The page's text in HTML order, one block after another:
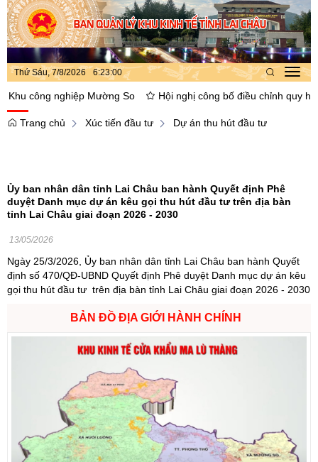
Thứ Sáu, 7/8/2026 6:23:00
công nghiệp Mường So Hội nghị công bố điều chỉnh quy hoạch
Trang chủ Xúc tiến đầu tư Dự án thu hút đầu tư
Ủy ban nhân dân tỉnh Lai Châu ban hành Quyết định Phê
duyệt Danh mục dự án kêu gọi thu hút đầu tư trên địa bàn
tỉnh Lai Châu giai đoạn 2026 - 2030
13/05/2026
Ngày 25/3/2026, Ủy ban nhân dân tỉnh Lai Châu ban hành Quyết
định số 470/QĐ-UBND Quyết định Phê duyệt Danh mục dự án kêu
gọi thu hút đầu tư trên địa bàn tỉnh Lai Châu giai đoạn 2026 - 2030
BẢN ĐỒ ĐỊA GIỚI HÀNH CHÍNH